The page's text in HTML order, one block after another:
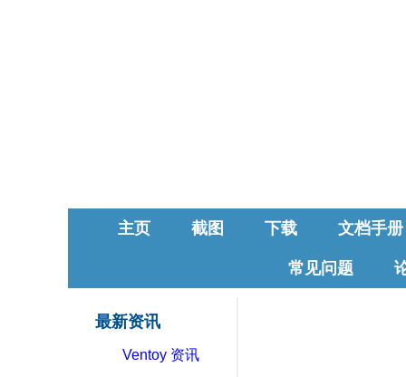
主页 截图 下载 文档手册
常见问题
最新资讯
Ventoy 资讯